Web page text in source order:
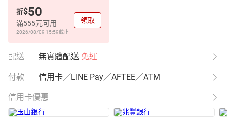
折$50
滿555元可用
2026/08/09 15:59截止
領取
配送 無實體配送 免運
付款 信用卡／LINE Pay／AFTEE／ATM
信用卡優惠